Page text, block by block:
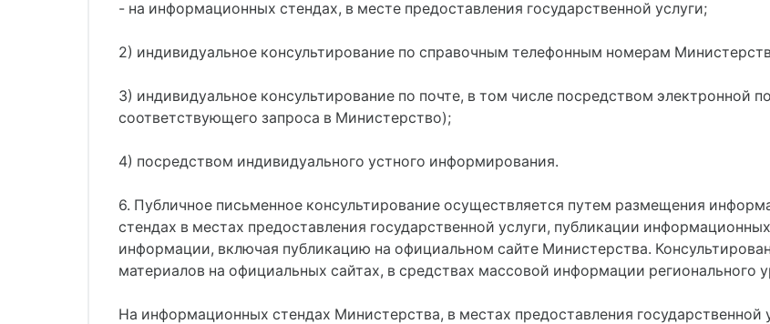
- на информационных стендах, в месте предоставления государственной услуги;
2) индивидуальное консультирование по справочным телефонным номерам
3) индивидуальное консультирование по почте, в том числе посредством электронной
соответствующего запроса в Министерство);
4) посредством индивидуального устного информирования.
6. Публичное письменное консультирование осуществляется путем размещения
стендах в местах предоставления государственной услуги, публикации
информации, включая публикацию на официальном сайте Министерства.
материалов на официальных сайтах, в средствах массовой информации регионального
На информационных стендах Министерства, в местах предоставления